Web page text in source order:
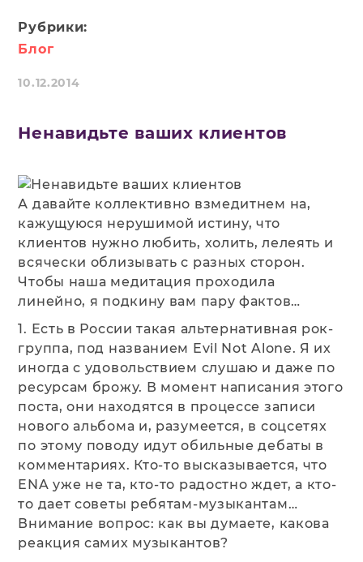
Рубрики:
Блог
10.12.2014
Ненавидьте ваших клиентов
А давайте коллективно взмедитнем на,
кажущуюся нерушимой истину, что
клиентов нужно любить, холить, лелеять и
всячески облизывать с разных сторон.
Чтобы наша медитация проходила
линейно, я подкину вам пару фактов…
1. Есть в России такая альтернативная рок-
группа, под названием Evil Not Alone. Я их
иногда с удовольствием слушаю и даже по
ресурсам брожу. В момент написания этого
поста, они находятся в процессе записи
нового альбома и, разумеется, в соцсетях
по этому поводу идут обильные дебаты в
комментариях. Кто-то высказывается, что
ENA уже не та, кто-то радостно ждет, а кто-
то дает советы ребятам-музыкантам…
Внимание вопрос: как вы думаете, какова
реакция самих музыкантов?